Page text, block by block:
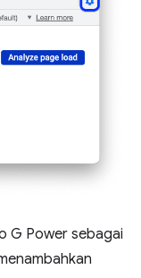
G Power sebagai